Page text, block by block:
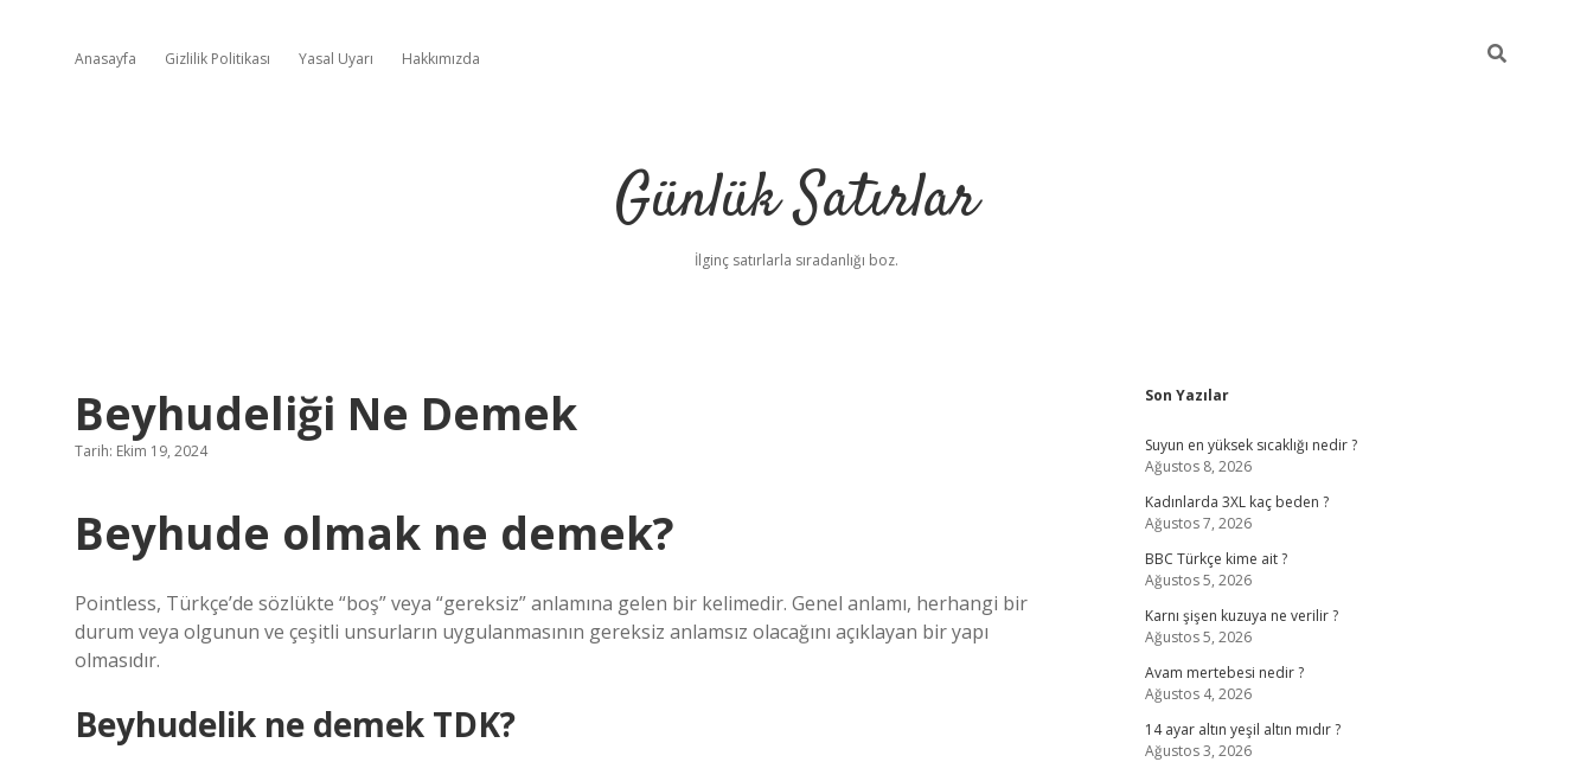
Anasayfa Gizlilik Politikası Yasal Uyarı Hakkımızda
Günlük Satırlar
İlginç satırlarla sıradanlığı boz.
Beyhudeliği Ne Demek
Tarih: Ekim 19, 2024
Beyhude olmak ne demek?
Pointless, Türkçe’de sözlükte “boş” veya “gereksiz” anlamına gelen bir kelimedir. Genel anlamı, herhangi bir
durum veya olgunun ve çeşitli unsurların uygulanmasının gereksiz anlamsız olacağını açıklayan bir yapı
olmasıdır.
Beyhudelik ne demek TDK?
Sidebar
Son Yazılar
Suyun en yüksek sıcaklığı nedir ?
Ağustos 8, 2026
Kadınlarda 3XL kaç beden ?
Ağustos 7, 2026
BBC Türkçe kime ait ?
Ağustos 5, 2026
Karnı şişen kuzuya ne verilir ?
Ağustos 5, 2026
Avam mertebesi nedir ?
Ağustos 4, 2026
14 ayar altın yeşil altın mıdır ?
Ağustos 3, 2026